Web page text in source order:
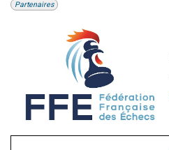
Partenaires